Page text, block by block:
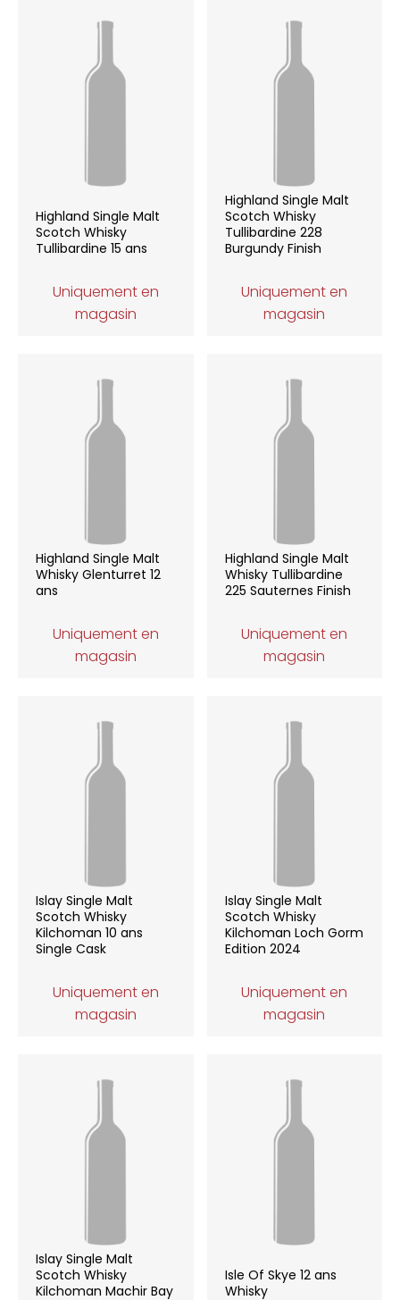
Highland Single Malt
Scotch Whisky
Tullibardine 15 ans
Uniquement en
magasin
Highland Single Malt
Scotch Whisky
Tullibardine 228
Burgundy Finish
Uniquement en
magasin
Highland Single Malt
Whisky Glenturret 12
ans
Uniquement en
magasin
Highland Single Malt
Whisky Tullibardine
225 Sauternes Finish
Uniquement en
magasin
Islay Single Malt
Scotch Whisky
Kilchoman 10 ans
Single Cask
Uniquement en
magasin
Islay Single Malt
Scotch Whisky
Kilchoman Loch Gorm
Edition 2024
Uniquement en
magasin
Islay Single Malt
Scotch Whisky
Kilchoman Machir Bay
Isle Of Skye 12 ans
Whisky